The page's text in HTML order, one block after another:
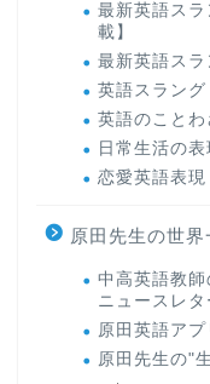
最新英語ス
載】
最新英語ス
英語スラン
英語のことわ
日常生活の表
恋愛英語表
原田先生の世
中高英語教
ニュースレタ
原田英語ア
原田先生の"